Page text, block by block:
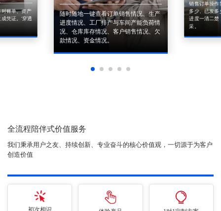
账单、资产
凭证。'穿透
随时随地一键查看订单销售情况、生产
进度情况、工厂排产与车间产能负荷情
况、仓库库存情况、客户销售情况、欠
款情况、资金情况。
销售订单操作
多少、已发多
进度一清二楚
采。
全流程陪伴式价值服务
我们秉承用户之友、持续创新、专业奋斗的核心价值观，一切源于为客户
创造价值
初次相识